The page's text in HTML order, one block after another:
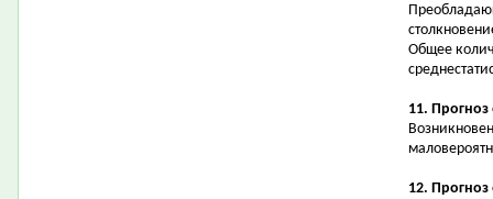
Общее
11.
12.